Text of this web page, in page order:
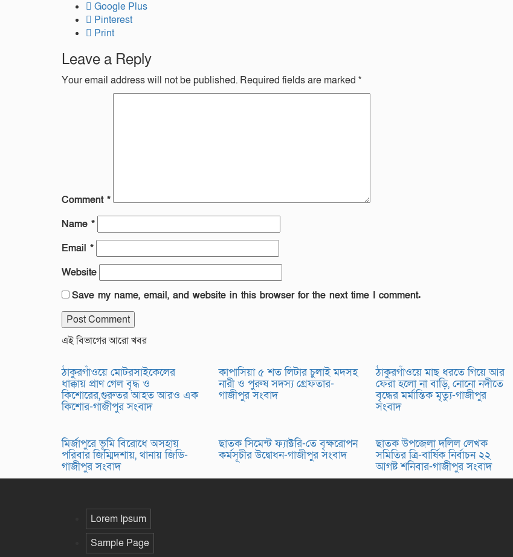
Google Plus
Pinterest
Print
Leave a Reply
Your email address will not be published. Required fields are marked *
Comment *
Name *
Email *
Website
Save my name, email, and website in this browser for the next time I comment.
এই বিভাগের আরো খবর
ঠাকুরগাঁওয়ে মোটরসাইকেলের
ধাক্কায় প্রাণ গেল বৃদ্ধ ও
কিশোরের,গুরুতর আহত আরও এক
কিশোর-গাজীপুর সংবাদ
কাপাসিয়া ৫ শত লিটার চুলাই মদসহ
নারী ও পুরুষ সদস্য গ্রেফতার-
গাজীপুর সংবাদ
ঠাকুরগাঁওয়ে মাছ ধরতে গিয়ে আর
ফেরা হলো না বাড়ি, নোনো নদীতে
বৃদ্ধের মর্মান্তিক মৃত্যু-গাজীপুর
সংবাদ
মির্জাপুরে ভূমি বিরোধে অসহায়
পরিবার জিম্মিদশায়, থানায় জিডি-
গাজীপুর সংবাদ
ছাতক সিমেন্ট ফ্যাক্টরি-তে বৃক্ষরোপন
কর্মসূচীর উদ্বোধন-গাজীপুর সংবাদ
ছাতক উপজেলা দলিল লেখক
সমিতির ত্রি-বার্ষিক নির্বাচন ২২
আগষ্ট শনিবার-গাজীপুর সংবাদ
Lorem Ipsum
Sample Page